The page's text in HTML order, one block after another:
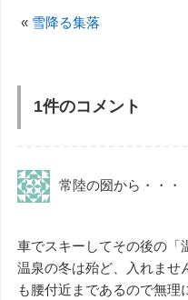
« 雪降る集落
1件のコメント
常陸の圀から・・・
車でスキーしてその後の
温泉の冬は殆ど、入れま
も腰付近まであるので無